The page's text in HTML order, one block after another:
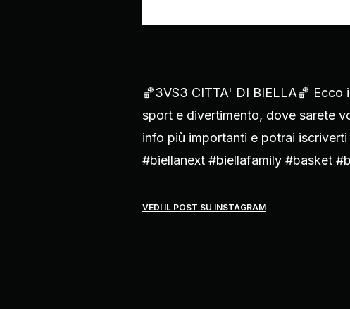
🏀3VS3 CITTA' DI BIELLA🏀 Ecco
sport e divertimento, dove sarete
info più importanti e potrai
#biellanext #biellafamily #basket
VEDI IL POST SU INSTAGRAM